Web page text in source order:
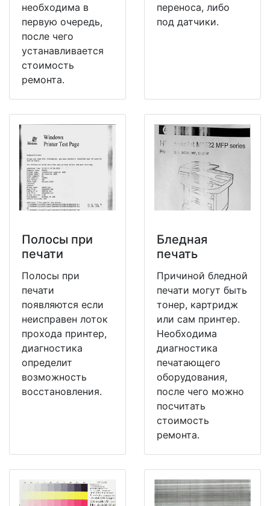
необходима в
первую очередь,
после чего
устанавливается
стоимость
ремонта.
переноса, либо
под датчики.
Полосы при
печати
Полосы при
печати
появляются если
неисправен лоток
прохода принтер,
диагностика
определит
возможность
восстановления.
Бледная
печать
Причиной бледной
печати могут быть
тонер, картридж
или сам принтер.
Необходима
диагностика
печатающего
оборудования,
после чего можно
посчитать
стоимость
ремонта.